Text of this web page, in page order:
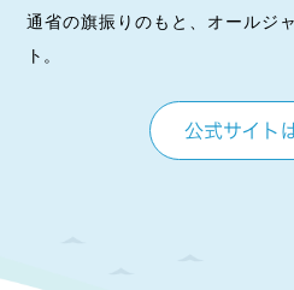
通省の旗振りのもと、オールジ
ト。